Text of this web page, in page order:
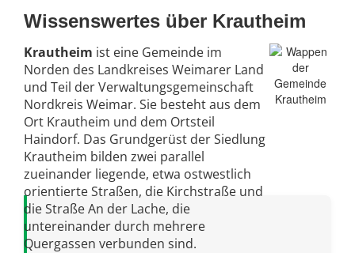
Wissenswertes über Krautheim
Krautheim ist eine Gemeinde im
Norden des Landkreises Weimarer Land
und Teil der Verwaltungsgemeinschaft
Nordkreis Weimar. Sie besteht aus dem
Ort Krautheim und dem Ortsteil
Haindorf. Das Grundgerüst der Siedlung
Krautheim bilden zwei parallel
zueinander liegende, etwa ostwestlich
orientierte Straßen, die Kirchstraße und
die Straße An der Lache, die
untereinander durch mehrere
Quergassen verbunden sind.